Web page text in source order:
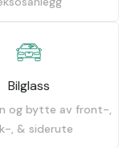
Bilglass
og bytte av front-,
, & siderute